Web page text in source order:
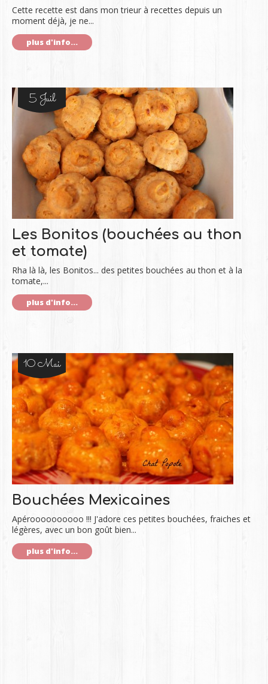
Cette recette est dans mon trieur à recettes depuis un
moment déjà, je ne...
plus d'info...
5 Juil
Les Bonitos (bouchées au thon
et tomate)
Rha là là, les Bonitos... des petites bouchées au thon et à la
tomate,...
plus d'info...
10 Mai
Bouchées Mexicaines
Apéroooooooooo !!! J'adore ces petites bouchées, fraiches et
légères, avec un bon goût bien...
plus d'info...